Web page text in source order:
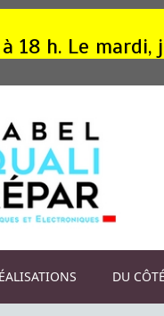
18 h. Le
DU